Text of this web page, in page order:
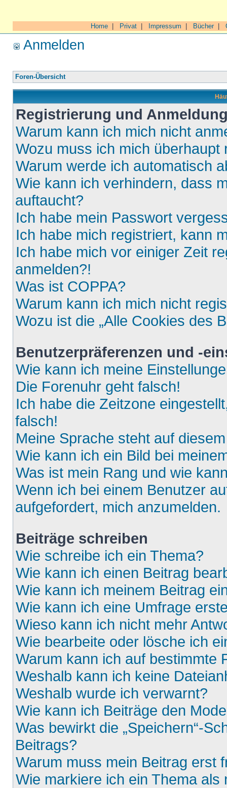
Home Privat Impressum Bücher|
Anmelden
Foren-Übersicht
Registrierung und
Warum kann ich mich nicht
Wozu muss ich mich überhaupt
Warum werde ich automatisch
Wie kann ich verhindern, dass
auftaucht?
Ich habe mein Passwort
Ich habe mich registriert, kann
Ich habe mich vor einiger Zeit
anmelden?!
Was ist COPPA?
Warum kann ich mich nicht
Wozu ist die „Alle Cookies des
Benutzerpräferenzen und -
Wie kann ich meine
Die Forenuhr geht falsch!
Ich habe die Zeitzone
falsch!
Meine Sprache steht auf
Wie kann ich ein Bild bei
Was ist mein Rang und wie
Wenn ich bei einem Benutzer
aufgefordert, mich anzumelden.
Beiträge schreiben
Wie schreibe ich ein Thema?
Wie kann ich einen Beitrag
Wie kann ich meinem Beitrag
Wie kann ich eine Umfrage
Wieso kann ich nicht mehr
Wie bearbeite oder lösche ich
Warum kann ich auf bestimmte
Weshalb kann ich keine
Weshalb wurde ich verwarnt?
Wie kann ich Beiträge den
Was bewirkt die „Speichern“-
Beitrags?
Warum muss mein Beitrag erst
Wie markiere ich ein Thema als